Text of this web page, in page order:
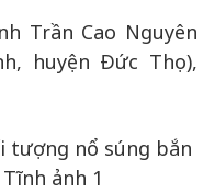
Trần Cao Nguyên
huyện Đức Thọ),